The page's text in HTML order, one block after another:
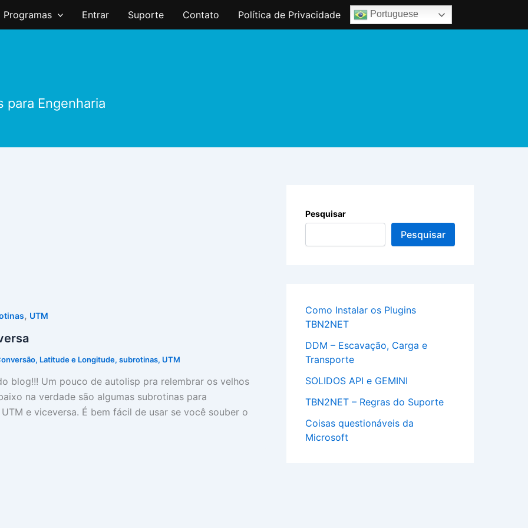
Programas Entrar Suporte Contato Política de Privacidade Portuguese
para Engenharia
, UTM
, Latitude e Longitude, subrotinas, UTM
blog!!! Um pouco de autolisp pra relembrar os velhos
na verdade são algumas subrotinas para
e viceversa. É bem fácil de usar se você souber o
Pesquisar
Pesquisar
Como Instalar os Plugins
TBN2NET
DDM – Escavação, Carga e
Transporte
SOLIDOS API e GEMINI
TBN2NET – Regras do Suporte
Coisas questionáveis da
Microsoft